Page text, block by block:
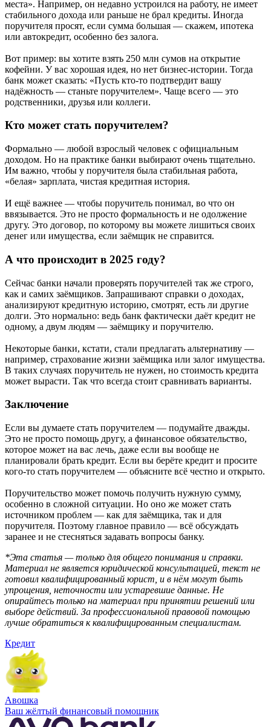
места». Например, он недавно устроился на работу, не имеет
стабильного дохода или раньше не брал кредиты. Иногда
поручителя просят, если сумма большая — скажем, ипотека
или автокредит, особенно без залога.
Вот пример: вы хотите взять 250 млн сумов на открытие
кофейни. У вас хорошая идея, но нет бизнес-истории. Тогда
банк может сказать: «Пусть кто-то подтвердит вашу
надёжность — станьте поручителем». Чаще всего — это
родственники, друзья или коллеги.
Кто может стать поручителем?
Формально — любой взрослый человек с официальным
доходом. Но на практике банки выбирают очень тщательно.
Им важно, чтобы у поручителя была стабильная работа,
«белая» зарплата, чистая кредитная история.
И ещё важнее — чтобы поручитель понимал, во что он
ввязывается. Это не просто формальность и не одолжение
другу. Это договор, по которому вы можете лишиться своих
денег или имущества, если заёмщик не справится.
А что происходит в 2025 году?
Сейчас банки начали проверять поручителей так же строго,
как и самих заёмщиков. Запрашивают справки о доходах,
анализируют кредитную историю, смотрят, есть ли другие
долги. Это нормально: ведь банк фактически даёт кредит не
одному, а двум людям — заёмщику и поручителю.
Некоторые банки, кстати, стали предлагать альтернативу —
например, страхование жизни заёмщика или залог имущества.
В таких случаях поручитель не нужен, но стоимость кредита
может вырасти. Так что всегда стоит сравнивать варианты.
Заключение
Если вы думаете стать поручителем — подумайте дважды.
Это не просто помощь другу, а финансовое обязательство,
которое может на вас лечь, даже если вы вообще не
планировали брать кредит. Если вы берёте кредит и просите
кого-то стать поручителем — объясните всё честно и открыто.
Поручительство может помочь получить нужную сумму,
особенно в сложной ситуации. Но оно же может стать
источником проблем — как для заёмщика, так и для
поручителя. Поэтому главное правило — всё обсуждать
заранее и не стесняться задавать вопросы банку.
*Эта статья — только для общего понимания и справки.
Материал не является юридической консультацией, текст не
готовил квалифицированный юрист, и в нём могут быть
упрощения, неточности или устаревшие данные. Не
опирайтесь только на материал при принятии решений или
выборе действий. За профессиональной правовой помощью
лучше обратиться к квалифицированным специалистам.
Кредит
Aвошка
Ваш жёлтый финансовый помощник